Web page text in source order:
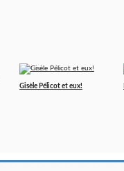
Gisèle Pélicot et eux!